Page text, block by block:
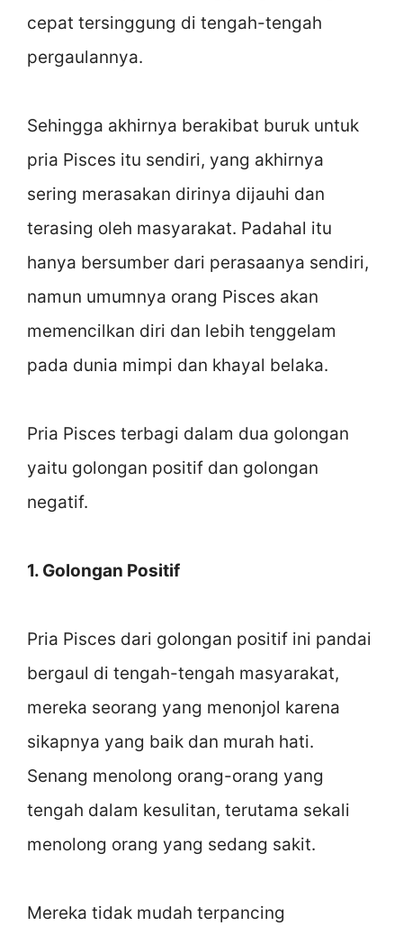
cepat tersinggung di tengah-tengah
pergaulannya.
Sehingga akhirnya berakibat buruk untuk
pria Pisces itu sendiri, yang akhirnya
sering merasakan dirinya dijauhi dan
terasing oleh masyarakat. Padahal itu
hanya bersumber dari perasaanya sendiri,
namun umumnya orang Pisces akan
memencilkan diri dan lebih tenggelam
pada dunia mimpi dan khayal belaka.
Pria Pisces terbagi dalam dua golongan
yaitu golongan positif dan golongan
negatif.
1. Golongan Positif
Pria Pisces dari golongan positif ini pandai
bergaul di tengah-tengah masyarakat,
mereka seorang yang menonjol karena
sikapnya yang baik dan murah hati.
Senang menolong orang-orang yang
tengah dalam kesulitan, terutama sekali
menolong orang yang sedang sakit.
Mereka tidak mudah terpancing